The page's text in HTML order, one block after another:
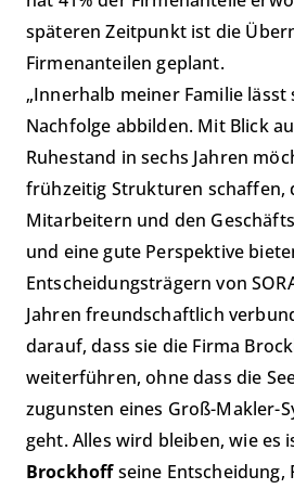
späteren Zeitpunkt ist die
Firmenanteilen geplant.
„Innerhalb meiner Familie lässt
Nachfolge abbilden. Mit Blick
Ruhestand in sechs Jahren
frühzeitig Strukturen schaffen,
Mitarbeitern und den
und eine gute Perspektive
Entscheidungsträgern von
Jahren freundschaftlich
darauf, dass sie die Firma
weiterführen, ohne dass die
zugunsten eines Groß-Makler-
geht. Alles wird bleiben, wie es
Brockhoffseine Entscheidung,